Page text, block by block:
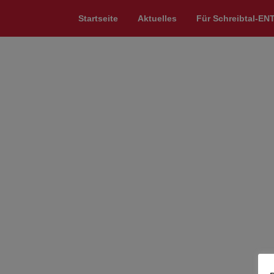
Startseite Aktuelles Für Schreibtal-